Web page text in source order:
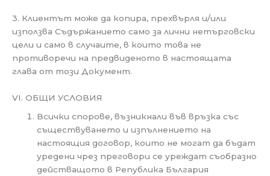
3. Клиентът може да копира, прехвърля и/или
използва Съдържанието само за лични нетърговски
цели и само в случаите, в които това не
противоречи на предвиденото в настоящата
глава от този Документ.
VI. ОБЩИ УСЛОВИЯ
Всички спорове, възникнали във връзка със
съществуването и изпълнението на
настоящия договор, които не могат да бъдат
уредени чрез преговори се уреждат съобразно
действащото в Република България